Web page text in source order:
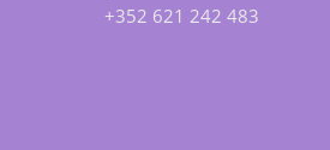
+352 621 242 483